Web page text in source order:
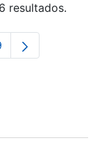
resultados.
intermedias Use